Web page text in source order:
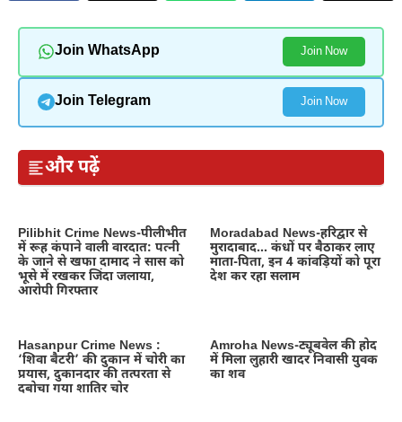
Join WhatsApp Join Now
Join Telegram Join Now
और पढ़ें
Pilibhit Crime News-पीलीभीत
में रूह कंपाने वाली वारदात: पत्नी
के जाने से खफा दामाद ने सास को
भूसे में रखकर जिंदा जलाया,
आरोपी गिरफ्तार
Moradabad News-हरिद्वार से
मुरादाबाद… कंधों पर बैठाकर लाए
माता-पिता, इन 4 कांवड़ियों को पूरा
देश कर रहा सलाम
Hasanpur Crime News :
‘शिवा बैटरी’ की दुकान में चोरी का
प्रयास, दुकानदार की तत्परता से
दबोचा गया शातिर चोर
Amroha News-ट्यूबवेल की होद
में मिला लुहारी खादर निवासी युवक
का शव